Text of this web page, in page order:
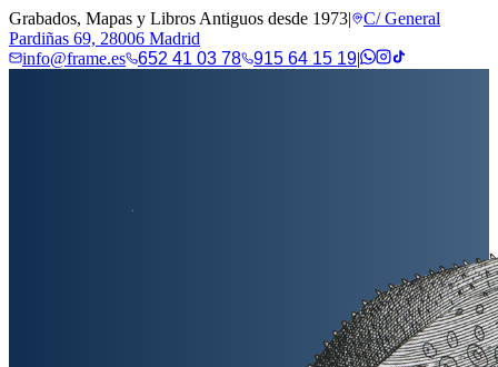
Grabados, Mapas y Libros Antiguos desde 1973|
C/ General
Pardiñas 69, 28006 Madrid
info@frame.es
652 41 03 78 915 64 15 19|